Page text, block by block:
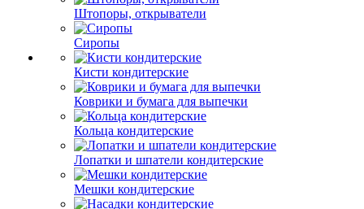
Штопоры, открыватели
Сиропы
Кисти кондитерские
Коврики и бумага для выпечки
Кольца кондитерские
Лопатки и шпатели кондитерские
Мешки кондитерские